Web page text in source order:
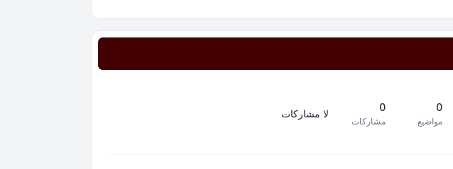
0
مواضيع
0
مشاركات
لا مشاركات